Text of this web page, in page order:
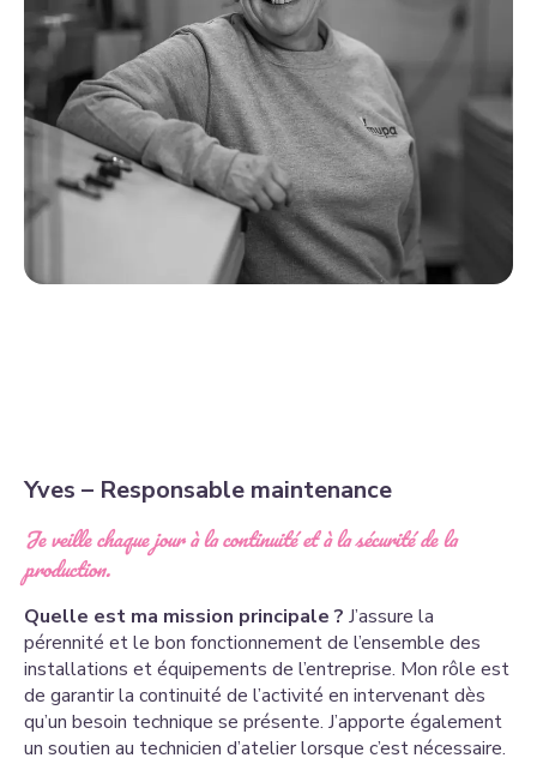
Yves – Responsable maintenance
Je veille chaque jour à la continuité et à la sécurité de la
production.
Quelle est ma mission principale ? J’assure la
pérennité et le bon fonctionnement de l’ensemble des
installations et équipements de l’entreprise. Mon rôle est
de garantir la continuité de l’activité en intervenant dès
qu’un besoin technique se présente. J’apporte également
un soutien au technicien d’atelier lorsque c’est nécessaire.